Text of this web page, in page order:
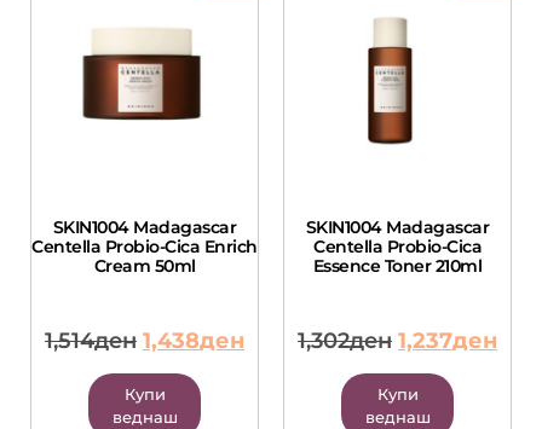
SKIN1004 Madagascar
Centella Probio-Cica Enrich
Cream 50ml
1,514ден 1,438ден
Купи
веднаш
SKIN1004 Madagascar
Centella Probio-Cica
Essence Toner 210ml
1,302ден 1,237ден
Купи
веднаш